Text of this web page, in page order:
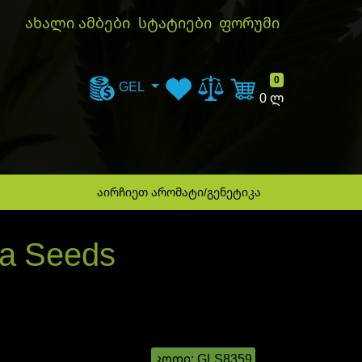
ახალი ამბები სტატიები ფორუმი
GEL
კალათა
0
0 ლ
აირჩიეთ არომატი/გენეტიკა
Seeds